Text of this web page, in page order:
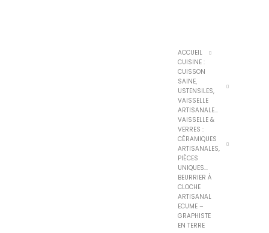
ACCUEIL
CUISINE :
CUISSON
SAINE,
USTENSILES,
VAISSELLE
ARTISANALE...
VAISSELLE &
VERRES :
CÉRAMIQUES
ARTISANALES,
PIÈCES
UNIQUES...
BEURRIER À
CLOCHE
ARTISANAL
ECUME –
GRAPHISTE
EN TERRE